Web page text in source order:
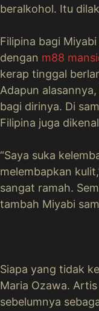
beralkohol. Itu
Filipina bagi
dengan m88
kerap tinggal
Adapun
bagi dirinya. Di
Filipina juga
“Saya suka
melembapkan
sangat ramah.
tambah Miyabi
Siapa yang tidak
Maria Ozawa.
sebelumnya